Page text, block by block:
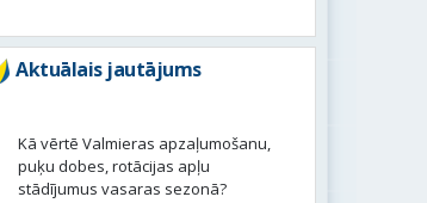
Aktuālais jautājums
Kā vērtē Valmieras apzaļumošanu,
puķu dobes, rotācijas apļu
stādījumus vasaras sezonā?